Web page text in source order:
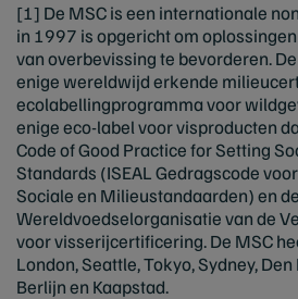
[1] De MSC is een internationale
in 1997 is opgericht om
van overbevissing te bevorderen.
enige wereldwijd erkende
ecolabellingprogramma voor
enige eco-label voor visproducten
Code of Good Practice for Setting
Standards (ISEAL Gedragscode
Sociale en Milieustandaarden) en
Wereldvoedselorganisatie van de
voor visserijcertificering. De MSC
London, Seattle, Tokyo, Sydney,
Berlijn en Kaapstad.